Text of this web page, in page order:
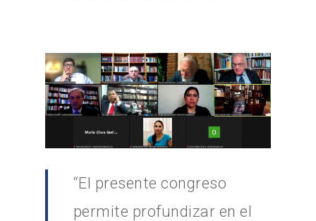
“El presente congreso
permite profundizar en el